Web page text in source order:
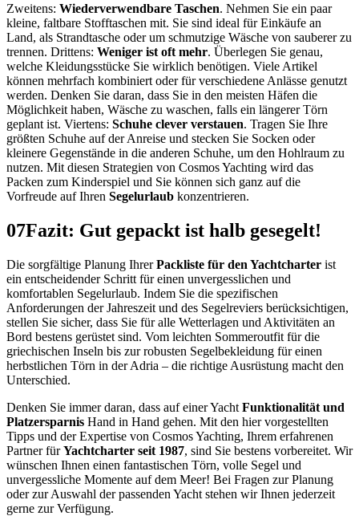
Zweitens: Wiederverwendbare Taschen. Nehmen Sie ein paar
kleine, faltbare Stofftaschen mit. Sie sind ideal für Einkäufe an
Land, als Strandtasche oder um schmutzige Wäsche von sauberer zu
trennen. Drittens: Weniger ist oft mehr. Überlegen Sie genau,
welche Kleidungsstücke Sie wirklich benötigen. Viele Artikel
können mehrfach kombiniert oder für verschiedene Anlässe genutzt
werden. Denken Sie daran, dass Sie in den meisten Häfen die
Möglichkeit haben, Wäsche zu waschen, falls ein längerer Törn
geplant ist. Viertens: Schuhe clever verstauen. Tragen Sie Ihre
größten Schuhe auf der Anreise und stecken Sie Socken oder
kleinere Gegenstände in die anderen Schuhe, um den Hohlraum zu
nutzen. Mit diesen Strategien von Cosmos Yachting wird das
Packen zum Kinderspiel und Sie können sich ganz auf die
Vorfreude auf Ihren Segelurlaub konzentrieren.
07Fazit: Gut gepackt ist halb gesegelt!
Die sorgfältige Planung IhrerPackliste für den Yachtcharter ist
ein entscheidender Schritt für einen unvergesslichen und
komfortablen Segelurlaub. Indem Sie die spezifischen
Anforderungen der Jahreszeit und des Segelreviers berücksichtigen,
stellen Sie sicher, dass Sie für alle Wetterlagen und Aktivitäten an
Bord bestens gerüstet sind. Vom leichten Sommeroutfit für die
griechischen Inseln bis zur robusten Segelbekleidung für einen
herbstlichen Törn in der Adria – die richtige Ausrüstung macht den
Unterschied.
Denken Sie immer daran, dass auf einer Yacht Funktionalität und
Platzersparnis Hand in Hand gehen. Mit den hier vorgestellten
Tipps und der Expertise von Cosmos Yachting, Ihrem erfahrenen
Partner fürYachtcharter seit 1987, sind Sie bestens vorbereitet. Wir
wünschen Ihnen einen fantastischen Törn, volle Segel und
unvergessliche Momente auf dem Meer! Bei Fragen zur Planung
oder zur Auswahl der passenden Yacht stehen wir Ihnen jederzeit
gerne zur Verfügung.